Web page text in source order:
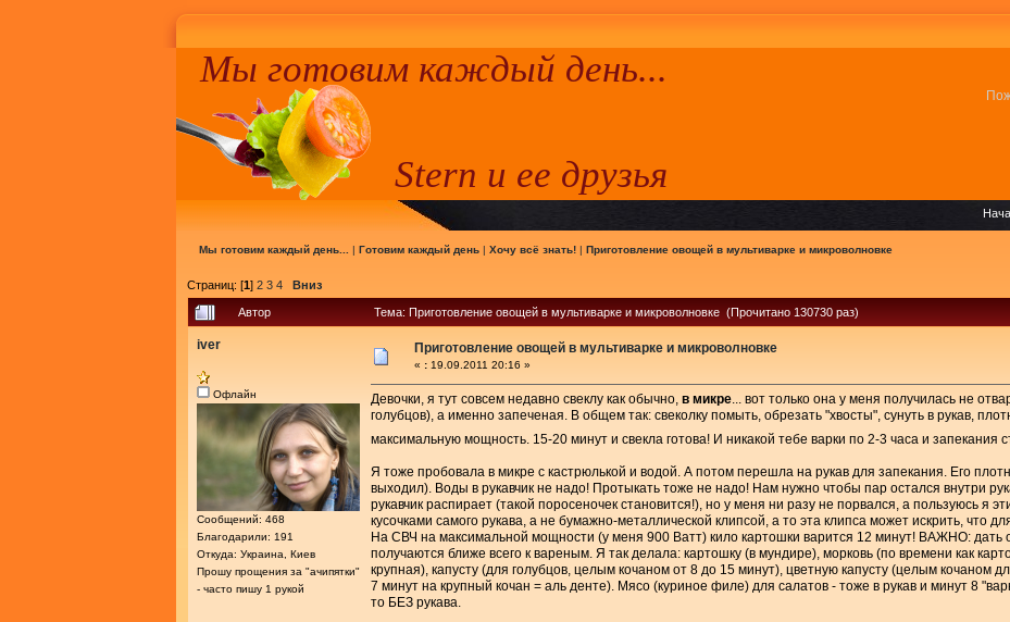
Мы готовим каждый день...
Stern и ее друзья
Мы готовим каждый день... | Готовим каждый день| Хочу всё знать!| Приготовление овощей в мультиварке и микроволновке
Страниц: [1] 2 3 4 Вниз
Автор Тема: Приготовление овощей в мультиварке и микроволновке (Прочитано 130730 раз)
iver
Офлайн
Сообщений: 468
Благодарили: 191
Откуда: Украина, Киев
Прошу прощения за "ачипятки"
- часто пишу 1 рукой
Приготовление овощей в мультиварке и микроволновке
« : 19.09.2011 20:16 »
Девочки, я тут совсем недавно свеклу как обычно, в микре ... вот только она у меня получилась не
голубцов), а именно запеченая. В общем так: свеколку помыть, обрезать "хвосты", сунуть в рукав,
максимальную мощность. 15-20 минут и свекла готова! И никакой тебе варки по 2-3 часа и запекания
Я тоже пробовала в микре с кастрюлькой и водой. А потом перешла на рукав для запекания. Его
выходил). Воды в рукавчик не надо! Протыкать тоже не надо! Нам нужно чтобы пар остался внутри
рукавчик распирает (такой поросеночек становится!), но у меня ни разу не порвался, а пользуюсь я
кусочками самого рукава, а не бумажно-металлической клипсой, а то эта клипса может искрить, что
На СВЧ на максимальной мощности (у меня 900 Ватт) кило картошки варится 12 минут! ВАЖНО: дать
получаются ближе всего к вареным. Я так делала: картошку (в мундире), морковь (по времени как
крупная), капусту (для голубцов, целым кочаном от 8 до 15 минут), цветную капусту (целым кочаном
7 минут на крупный кочан = аль денте). Мясо (куриное филе) для салатов - тоже в рукав и минут 8
то БЕЗ рукава.